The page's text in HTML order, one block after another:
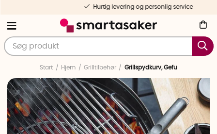
Hurtig levering og personlig service
Start Hjem Grilltilbehør Grillspydkurv, Gefu